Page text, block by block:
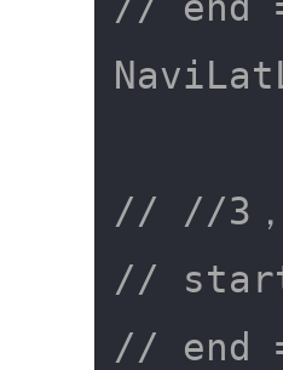
// //3，
// start
// end